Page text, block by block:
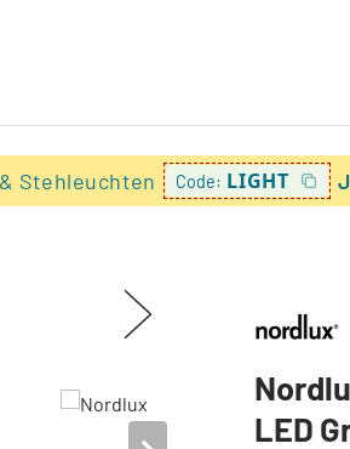
Stehleuchten Code: LIGHT
LED